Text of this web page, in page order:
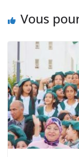
Vous